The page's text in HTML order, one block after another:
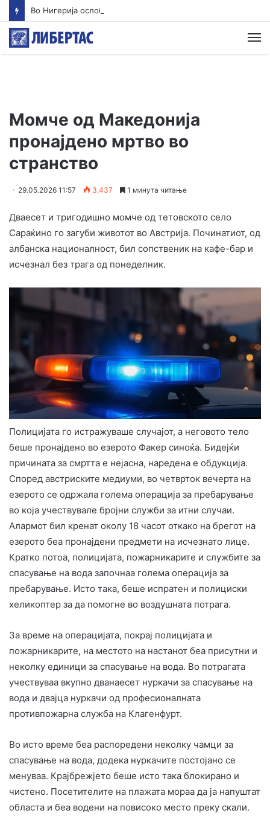
Момче од Македонија
пронајдено мртво во
странство
29.05.2026 11:57 3,437 1 минута читање
Дваесет и тригодишно момче од тетовското село
Сараќино го загуби животот во Австрија. Починатиот, од
албанска националност, бил сопственик на кафе-бар и
исчезнал без трага од понеделник.
Полицијата го истражуваше случајот, а неговото тело
беше пронајдено во езерото Факер синоќа. Бидејќи
причината за смртта е нејасна, наредена е обдукција.
Според австриските медиуми, во четврток вечерта на
езерото се одржала голема операција за пребарување
во која учествувале бројни служби за итни случаи.
Алармот бил кренат околу 18 часот откако на брегот на
езерото беа пронајдени предмети на исчезнато лице.
Кратко потоа, полицијата, пожарникарите и службите за
спасување на вода започнаа голема операција за
пребарување. Исто така, беше испратен и полициски
хеликоптер за да помогне во воздушната потрага.
За време на операцијата, покрај полицијата и
пожарникарите, на местото на настанот беа присутни и
неколку единици за спасување на вода. Во потрагата
учествуваа вкупно дванаесет нуркачи за спасување на
вода и двајца нуркачи од професионалната
противпожарна служба на Клагенфурт.
Во исто време беа распоредени неколку чамци за
спасување на вода, додека нуркачите постојано се
менуваа. Крајбрежјето беше исто така блокирано и
чистено. Посетителите на плажата мораа да ја напуштат
областа и беа водени на повисоко место преку скали.